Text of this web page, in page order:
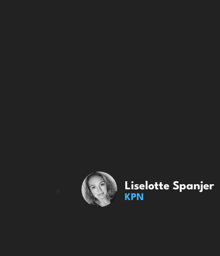
Liselotte Spanjer
KPN